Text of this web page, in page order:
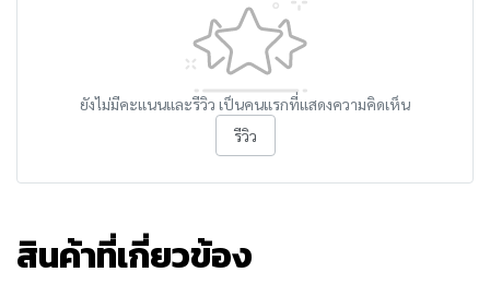
ยังไม่มีคะแนนและรีวิว เป็นคนแรกที่แสดงความคิดเห็น
รีวิว
สินค้าที่เกี่ยวข้อง